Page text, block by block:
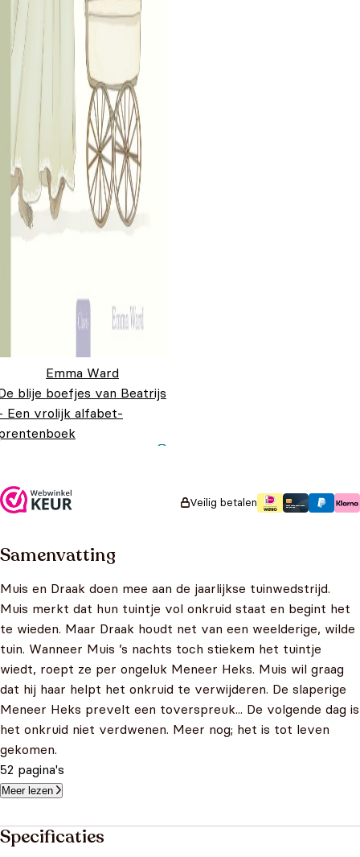
Emma Ward
blije boefjes van Beatrijs
Een vrolijk alfabet-
Veilig betalen
Samenvatting
Muis en Draak doen mee aan de jaarlijkse tuinwedstrijd.
Muis merkt dat hun tuintje vol onkruid staat en begint het
te wieden. Maar Draak houdt net van een weelderige, wilde
tuin. Wanneer Muis ’s nachts toch stiekem het tuintje
wiedt, roept ze per ongeluk Meneer Heks. Muis wil graag
dat hij haar helpt het onkruid te verwijderen. De slaperige
Meneer Heks prevelt een toverspreuk... De volgende dag is
het onkruid niet verdwenen. Meer nog; het is tot leven
gekomen.
52 pagina's
Meer lezen
Specificaties